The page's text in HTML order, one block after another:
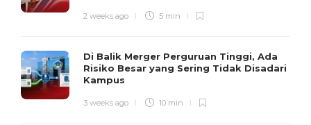
2 weeks ago 5 min
Di Balik Merger Perguruan Tinggi, Ada
Risiko Besar yang Sering Tidak Disadari
Kampus
3 weeks ago 10 min